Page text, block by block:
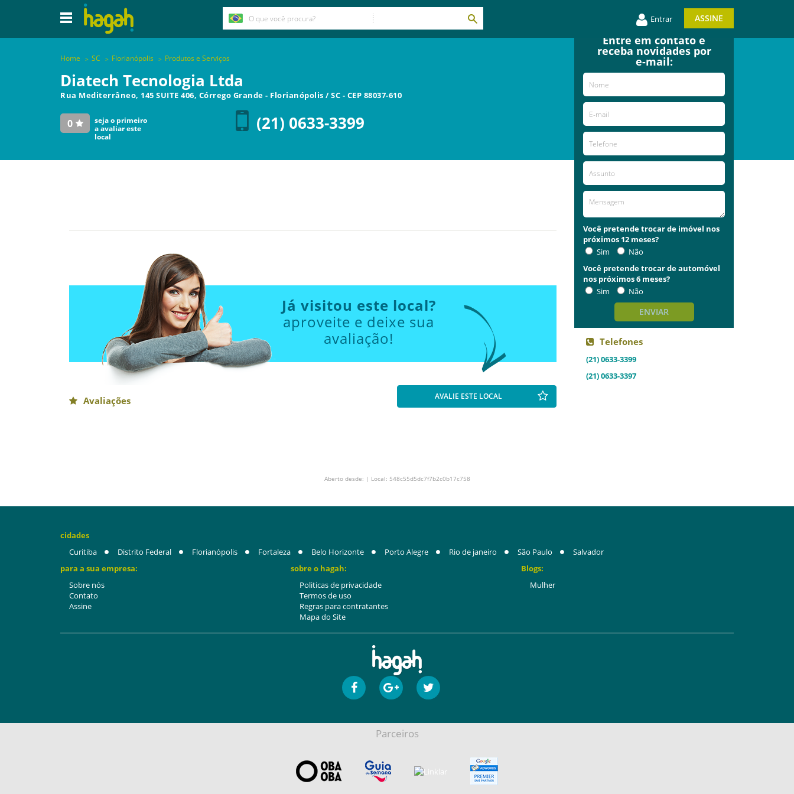
Entrar ASSINE
Home SC Florianópolis Produtos e Serviços
Diatech Tecnologia Ltda
Rua Mediterrâneo, 145 SUITE 406, Córrego Grande - Florianópolis /SC - CEP 88037-610
0
seja o primeiro
a avaliar este
local
(21) 0633-3399
Já visitou este local?
aproveite e deixe sua
avaliação!
Avaliações AVALIE ESTE LOCAL
Entre em contato e
receba novidades por
e-mail:
Você pretende trocar de imóvel nos
próximos 12 meses?
Sim
Não
Você pretende trocar de automóvel
nos próximos 6 meses?
Sim
Não
ENVIAR
Telefones
(21) 0633-3399
(21) 0633-3397
Aberto desde: | Local: 548c55d5dc7f7b2c0b17c758
cidades
Curitiba
Distrito Federal Florianópolis Fortaleza Belo Horizonte Porto Alegre Rio de janeiro São Paulo
Salvador
para a sua empresa:
Sobre nós
Contato
Assine
sobre o hagah:
Politicas de privacidade
Termos de uso
Regras para contratantes
Mapa do Site
Blogs:
Mulher
Parceiros